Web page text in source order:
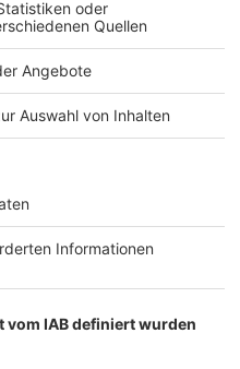
Kontakt
Studio-Hotline
Newsletter